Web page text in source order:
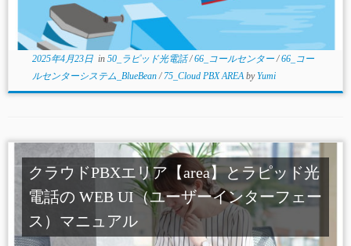
2025年4月23日in 50_ラピッド光電話/66_コールセンター/66_コー
ルセンターシステム_BlueBean/ 75_Cloud PBX AREAbyYumi
クラウドPBXエリア【area】とラピッド光
電話の WEB UI（ユーザーインターフェー
ス）マニュアル